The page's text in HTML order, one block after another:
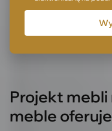
Projekt mebli
meble